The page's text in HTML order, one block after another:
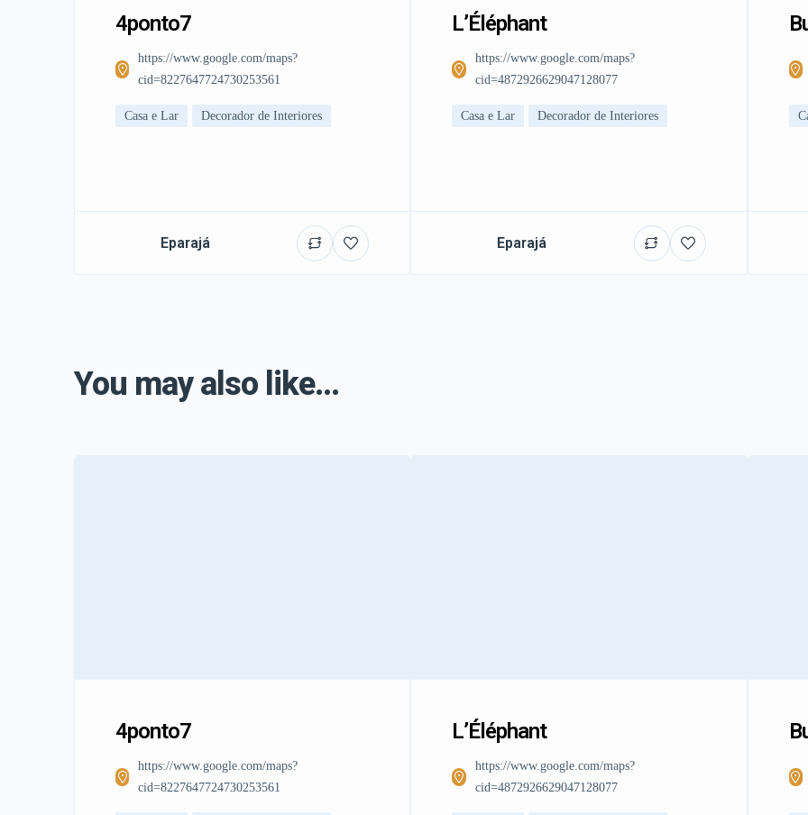
4ponto7
https://www.google.com/maps?
cid=8227647724730253561
Casa e Lar Decorador de Interiores
Eparajá
L’Éléphant
https://www.google.com/maps?
cid=4872926629047128077
Casa e Lar Decorador de Interiores
Eparajá
You may also like...
4ponto7
https://www.google.com/maps?
cid=8227647724730253561
L’Éléphant
https://www.google.com/maps?
cid=4872926629047128077